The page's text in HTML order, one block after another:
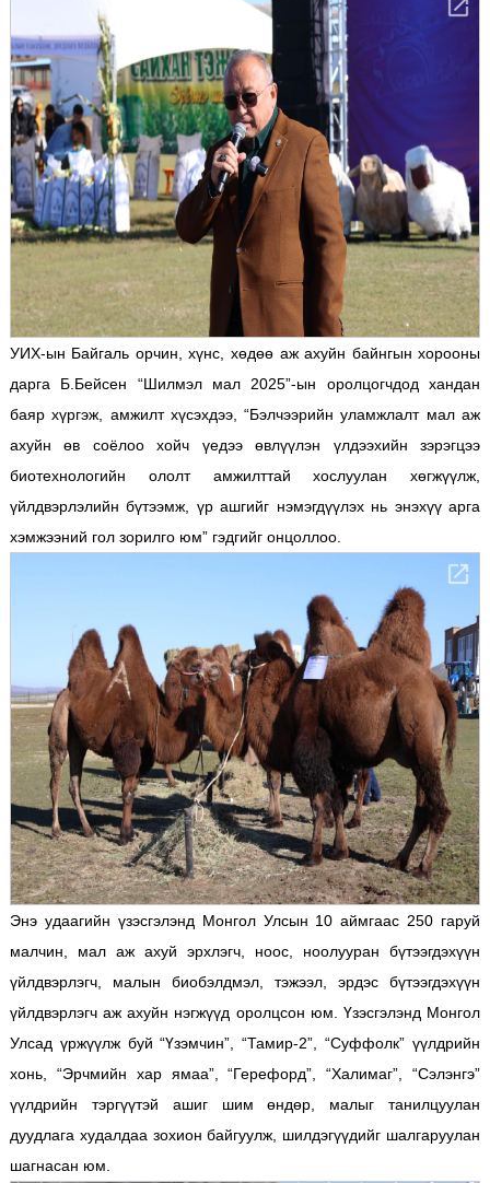
УИХ-ын Байгаль орчин, хүнс, хөдөө аж ахуйн байнгын хорооны
дарга Б.Бейсен “Шилмэл мал 2025”-ын оролцогчдод хандан
баяр хүргэж, амжилт хүсэхдээ, “Бэлчээрийн уламжлалт мал аж
ахуйн өв соёлоо хойч үедээ өвлүүлэн үлдээхийн зэрэгцээ
биотехнологийн ололт амжилттай хослуулан хөгжүүлж,
үйлдвэрлэлийн бүтээмж, үр ашгийг нэмэгдүүлэх нь энэхүү арга
хэмжээний гол зорилго юм” гэдгийг онцоллоо.
Энэ удаагийн үзэсгэлэнд Монгол Улсын 10 аймгаас 250 гаруй
малчин, мал аж ахуй эрхлэгч, ноос, ноолууран бүтээгдэхүүн
үйлдвэрлэгч, малын биобэлдмэл, тэжээл, эрдэс бүтээгдэхүүн
үйлдвэрлэгч аж ахуйн нэгжүүд оролцсон юм. Үзэсгэлэнд Монгол
Улсад үржүүлж буй “Үзэмчин”, “Тамир-2”, “Суффолк” үүлдрийн
хонь, “Эрчмийн хар ямаа”, “Герефорд”, “Халимаг”, “Сэлэнгэ”
үүлдрийн тэргүүтэй ашиг шим өндөр, малыг танилцуулан
дуудлага худалдаа зохион байгуулж, шилдэгүүдийг шалгаруулан
шагнасан юм.